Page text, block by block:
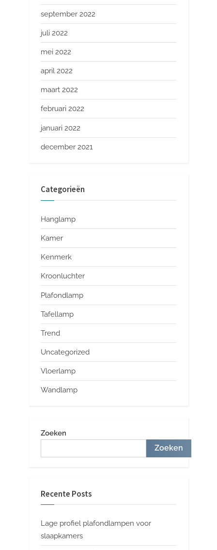
september 2022
juli 2022
mei 2022
april 2022
maart 2022
februari 2022
januari 2022
december 2021
Categorieën
Hanglamp
Kamer
Kenmerk
Kroonluchter
Plafondlamp
Tafellamp
Trend
Uncategorized
Vloerlamp
Wandlamp
Zoeken
Zoeken
Recente Posts
Lage profiel plafondlampen voor
slaapkamers